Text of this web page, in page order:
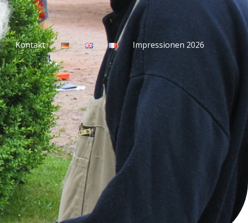
Kontakt Impressionen 2026